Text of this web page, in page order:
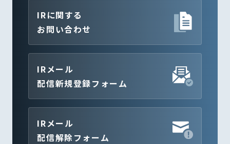
IRに関する
お問い合わせ
IRメール
配信新規登録フォーム
IRメール
配信解除フォーム